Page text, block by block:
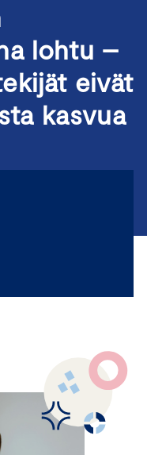
lohtu –
eivät
kasvua